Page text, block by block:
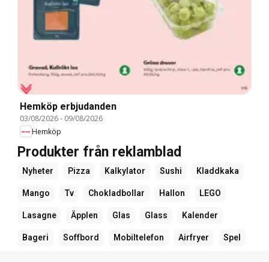
Hemköp erbjudanden
03/08/2026- 09/08/2026
Hemköp
Produkter från reklamblad
Nyheter Pizza Kalkylator Sushi Kladdkaka
Mango Tv Chokladbollar Hallon LEGO
Lasagne Äpplen Glas Glass Kalender
Bageri Soffbord Mobiltelefon Airfryer Spel